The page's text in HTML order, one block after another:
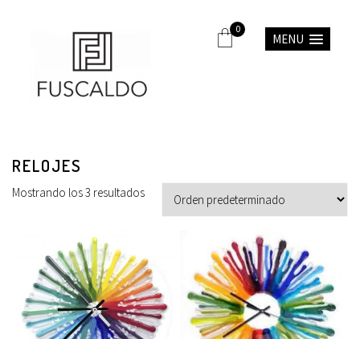
MENU
0
RELOJES
Mostrando los 3 resultados